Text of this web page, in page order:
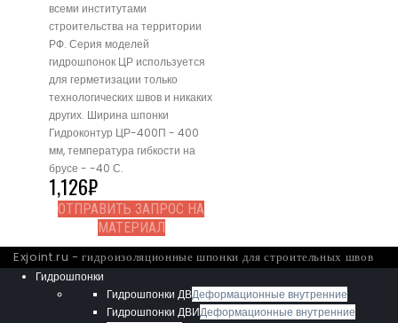
всеми институтами
строительства на территории
РФ. Серия моделей
гидрошпонок ЦР используется
для герметизации только
технологических швов и никаких
других. Ширина шпонки
Гидроконтур ЦР-400П - 400
мм, температура гибкости на
брусе - -40 С.
1,126₽
ОТПРАВИТЬ ЗАПРОС НА
МАТЕРИАЛ
Exjoint.ru - гидроизоляционные шпонки для строительных швов
Гидрошпонки
Гидрошпонки ДВДеформационные внутренние
Гидрошпонки ДВИДеформационные внутренние